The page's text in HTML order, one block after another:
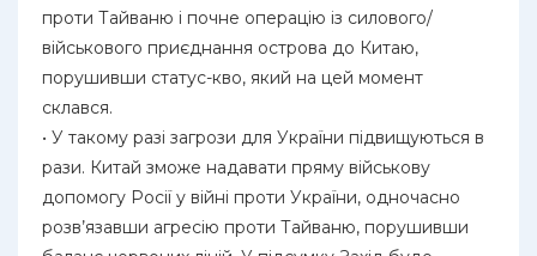
проти Тайваню і почне операцію із силового/
військового приєднання острова до Китаю,
порушивши статус-кво, який на цей момент
склався.
• У такому разі загрози для України підвищуються в
рази. Китай зможе надавати пряму військову
допомогу Росії у війні проти України, одночасно
розв’язавши агресію проти Тайваню, порушивши